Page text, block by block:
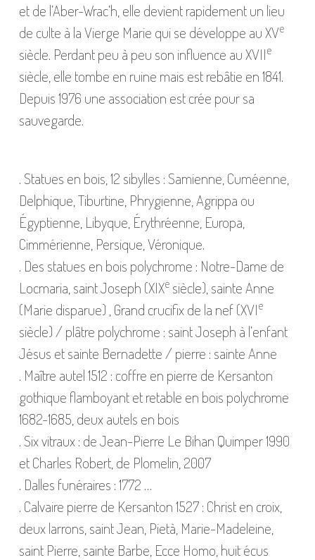
et de l’Aber-Wrac’h, elle devient rapidement un lieu
de culte à la Vierge Marie qui se développe au XVe
siècle. Perdant peu à peu son influence au XVIIe
siècle, elle tombe en ruine mais est rebâtie en 1841.
Depuis 1976 une association est crée pour sa
sauvegarde.
. Statues en bois, 12 sibylles : Samienne, Cuméenne,
Delphique, Tiburtine, Phrygienne, Agrippa ou
Égyptienne, Libyque, Érythréenne, Europa,
Cimmérienne, Persique, Véronique.
. Des statues en bois polychrome : Notre-Dame de
Locmaria, saint Joseph (XIXesiècle), sainte Anne
(Marie disparue) , Grand crucifix de la nef (XVIe
siècle) / plâtre polychrome : saint Joseph à l’enfant
Jésus et sainte Bernadette / pierre : sainte Anne
. Maître autel 1512 : coffre en pierre de Kersanton
gothique flamboyant et retable en bois polychrome
1682-1685, deux autels en bois
. Six vitraux : de Jean-Pierre Le Bihan Quimper 1990
et Charles Robert, de Plomelin, 2007
. Dalles funéraires : 1772 …
. Calvaire pierre de Kersanton 1527 : Christ en croix,
deux larrons, saint Jean, Pietà, Marie-Madeleine,
saint Pierre, sainte Barbe, Ecce Homo, huit écus